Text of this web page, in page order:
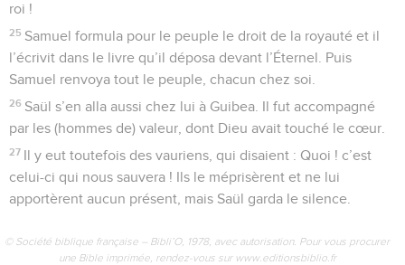
roi !
25 Samuel formula pour le peuple le droit de la royauté et il
l’écrivit dans le livre qu’il déposa devant l’Éternel. Puis
Samuel renvoya tout le peuple, chacun chez soi.
26 Saül s’en alla aussi chez lui à Guibea. Il fut accompagné
par les (hommes de) valeur, dont Dieu avait touché le cœur.
27 Il y eut toutefois des vauriens, qui disaient : Quoi ! c’est
celui-ci qui nous sauvera ! Ils le méprisèrent et ne lui
apportèrent aucun présent, mais Saül garda le silence.
© Société biblique française – Bibli’O, 1978, avec autorisation. Pour vous procurer
une Bible imprimée, rendez-vous sur www.editionsbiblio.fr